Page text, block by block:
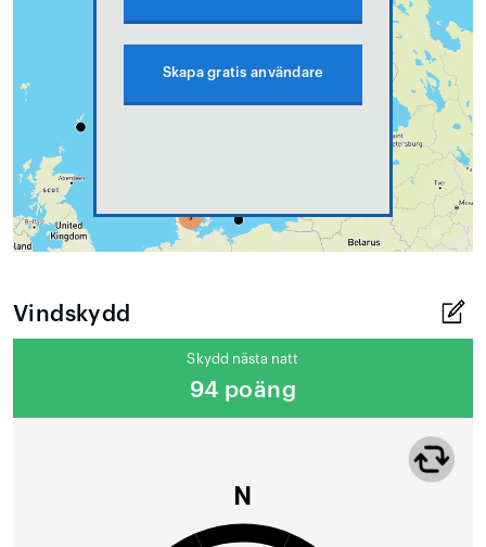
Skapa gratis användare
Vindskydd
Skydd nästa natt
94 poäng
N